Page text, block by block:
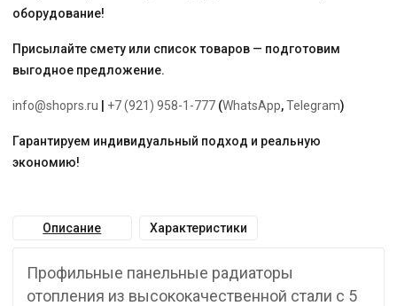
оборудование!
Присылайте смету или список товаров — подготовим
выгодное предложение.
info@shoprs.ru | +7 (921) 958-1-777 (WhatsApp,Telegram)
Гарантируем индивидуальный подход и реальную
экономию!
Описание Характеристики
Профильные панельные радиаторы
отопления из высококачественной стали с 5